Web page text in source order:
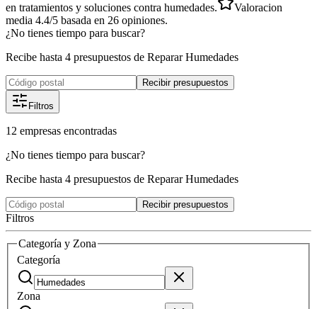
en tratamientos y soluciones contra humedades.
Valoracion
media 4.4/5 basada en 26 opiniones.
¿No tienes tiempo para buscar?
Recibe hasta 4 presupuestos de Reparar Humedades
Recibir presupuestos
Filtros
12 empresas encontradas
¿No tienes tiempo para buscar?
Recibe hasta 4 presupuestos de Reparar Humedades
Recibir presupuestos
Filtros
Categoría y Zona
Categoría
Zona